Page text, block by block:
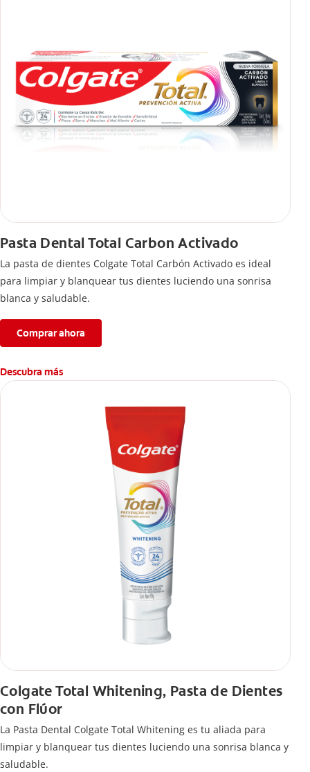
Pasta Dental Total Carbon Activado
La pasta de dientes Colgate Total Carbón Activado es ideal
para limpiar y blanquear tus dientes luciendo una sonrisa
blanca y saludable.
Comprar ahora
Descubra más
Colgate Total Whitening, Pasta de Dientes
con Flúor
La Pasta Dental Colgate Total Whitening es tu aliada para
limpiar y blanquear tus dientes luciendo una sonrisa blanca y
saludable.